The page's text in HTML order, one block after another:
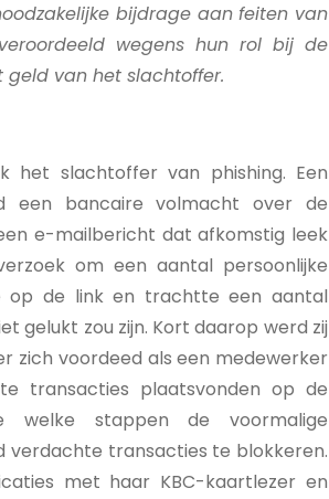
bijdrage aan feiten van
wegens hun rol bij de
van het slachtoffer.
het slachtoffer van phishing. Een
een bancaire volmacht over de
e-mailbericht dat afkomstig leek
om een aantal persoonlijke
op de link en trachtte een aantal
gelukt zou zijn. Kort daarop werd zij
zich voordeed als een medewerker
transacties plaatsvonden op de
welke stappen de voormalige
verdachte transacties te blokkeren.
met haar KBC-kaartlezer en